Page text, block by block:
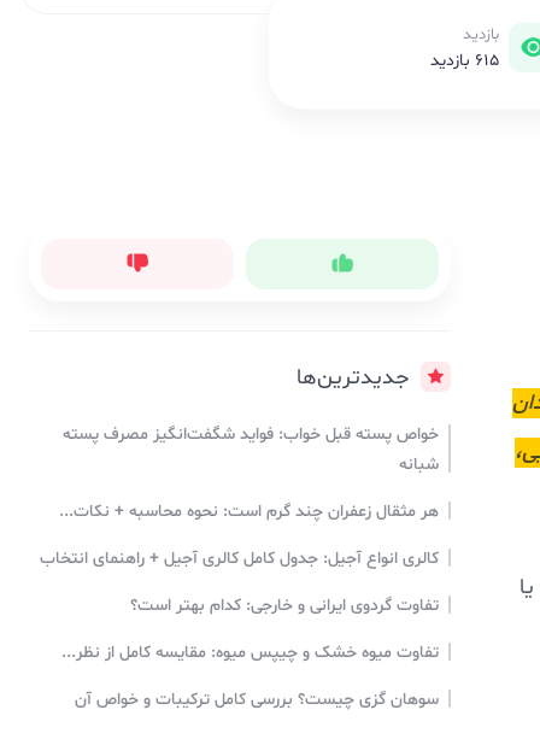
بازدید
615 بازدید
جدیدترین‌ها
خواص پسته قبل خواب: فواید شگفت‌انگیز مصرف پسته
شبانه
هر مثقال زعفران چند گرم است: نحوه محاسبه + نکات...
کالری انواع آجیل: جدول کامل کالری آجیل + راهنمای انتخاب
تفاوت گردوی ایرانی و خارجی: کدام بهتر است؟
تفاوت میوه خشک و چیپس میوه: مقایسه کامل از نظر...
سوهان گزی چیست؟ بررسی کامل ترکیبات و خواص آن